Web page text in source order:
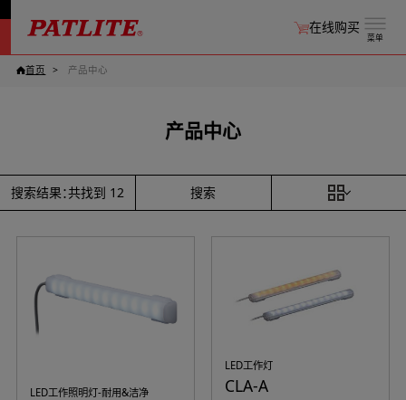
菜单
在线购买
首页 产品中心
产品中心
搜索结果：共找到 12 搜索
LED工作照明灯-耐用&洁净
LED工作灯
CLA-A